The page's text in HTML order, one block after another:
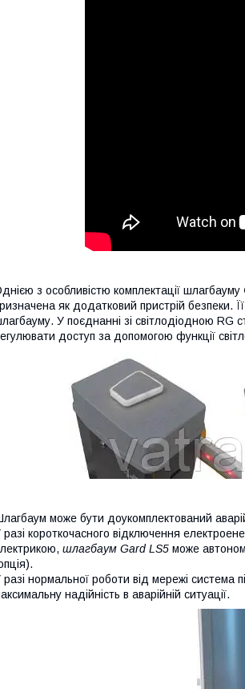
з особливістю комплектації шлагбауму
як додатковий пристрій безпеки.
У поєднанні зі світлодіодною RG
доступ за допомогою функції
може бути доукомплектований
разі короткочасного відключення
шлагбаум Gard LS5 може
разі нормальної роботи від мережі система
надійність в аварійній ситуації.